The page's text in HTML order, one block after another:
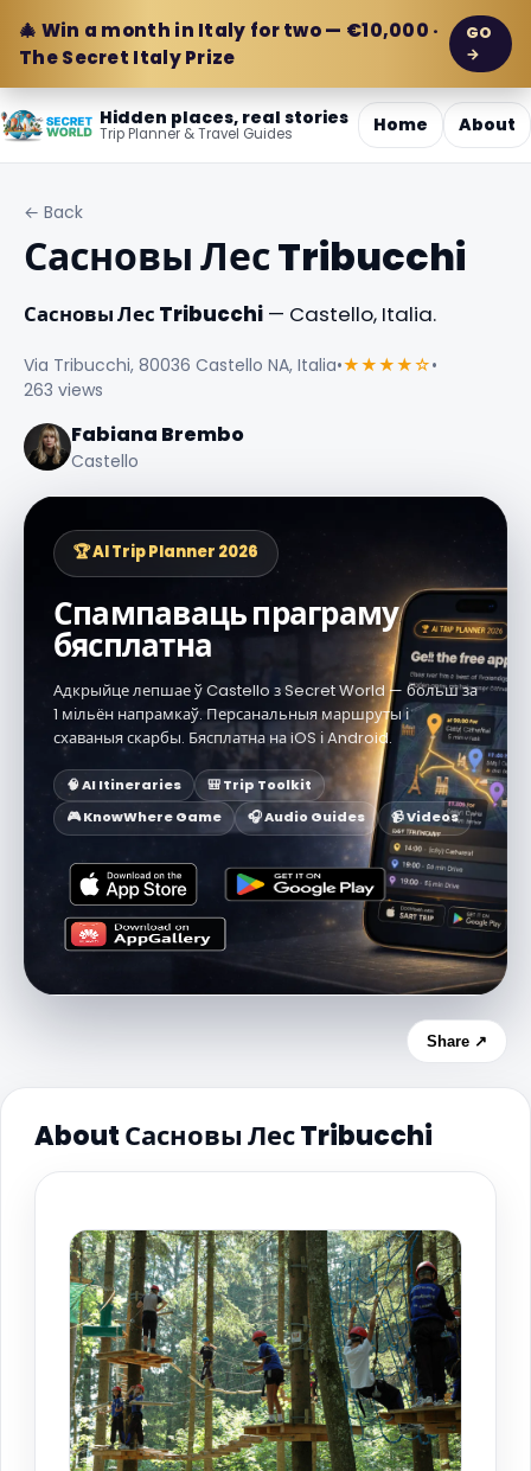
🎄 Win a month in Italy for two — €10,000 ·
The Secret Italy Prize
GO
→
Hidden places, real stories
Trip Planner & Travel Guides Home About
← Back
Сасновы Лес Tribucchi
Сасновы Лес Tribucchi — Castello, Italia.
Via Tribucchi, 80036 Castello NA, Italia•★★★★☆•
263 views
Fabiana Brembo
Castello
🏆 AI Trip Planner 2026
Спампаваць праграму
бясплатна
Адкрыйце лепшае ў Castello з Secret World — больш за
1 мільён напрамкаў. Персанальныя маршруты і
схаваныя скарбы. Бясплатна на iOS і Android.
🧠 AI Itineraries
🎒 Trip Toolkit
🎮 KnowWhere Game
🎧 Audio Guides 📹 Videos
Share ↗
About Сасновы Лес Tribucchi